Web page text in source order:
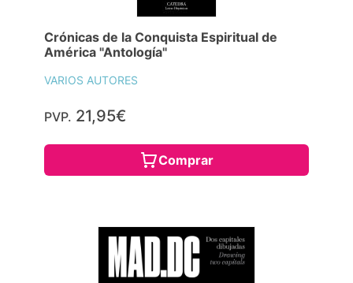
Crónicas de la Conquista Espiritual de
América "Antología"
VARIOS AUTORES
PVP. 21,95€
Comprar